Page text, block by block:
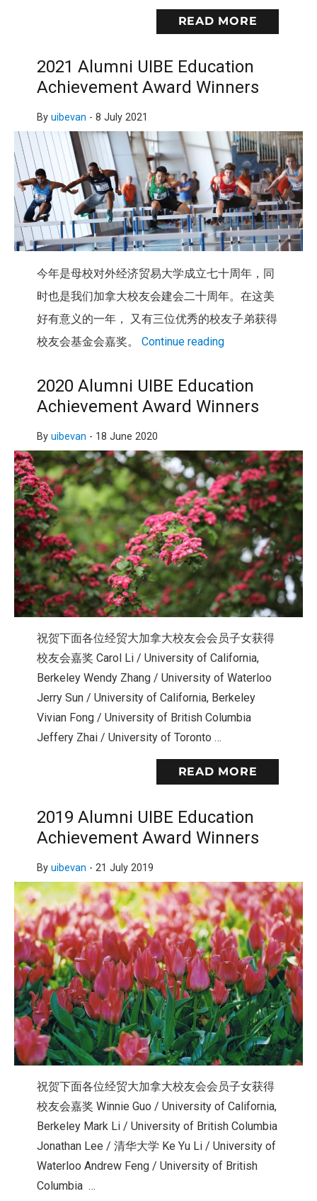
READ MORE
2021 Alumni UIBE Education
Achievement Award Winners
By uibevan - 8 July 2021
今年是母校对外经济贸易大学成立七十周年，同
时也是我们加拿大校友会建会二十周年。在这美
好有意义的一年， 又有三位优秀的校友子弟获得
校友会基金会嘉奖。 Continue reading
2020 Alumni UIBE Education
Achievement Award Winners
By uibevan - 18 June 2020
祝贺下面各位经贸大加拿大校友会会员子女获得
校友会嘉奖 Carol Li / University of California,
Berkeley Wendy Zhang / University of Waterloo
Jerry Sun / University of California, Berkeley
Vivian Fong / University of British Columbia
Jeffery Zhai / University of Toronto …
READ MORE
2019 Alumni UIBE Education
Achievement Award Winners
By uibevan - 21 July 2019
祝贺下面各位经贸大加拿大校友会会员子女获得
校友会嘉奖 Winnie Guo / University of California,
Berkeley Mark Li / University of British Columbia
Jonathan Lee / 清华大学 Ke Yu Li / University of
Waterloo Andrew Feng / University of British
Columbia …